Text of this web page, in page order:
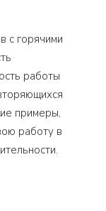
с горячими
работы
примеры,
работу в